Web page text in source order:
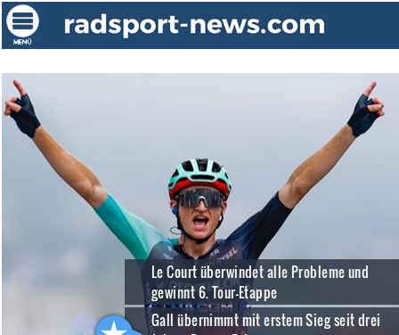
Le Court überwindet alle Probleme und
gewinnt 6. Tour-Etappe
Gall übernimmt mit erstem Sieg seit drei